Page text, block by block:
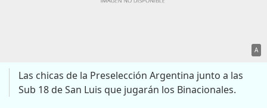
A
Las chicas de la Preselección Argentina junto a las
Sub 18 de San Luis que jugarán los Binacionales.